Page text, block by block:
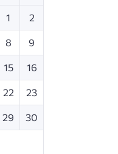
1 2
8 9
15 16
22 23
29 30